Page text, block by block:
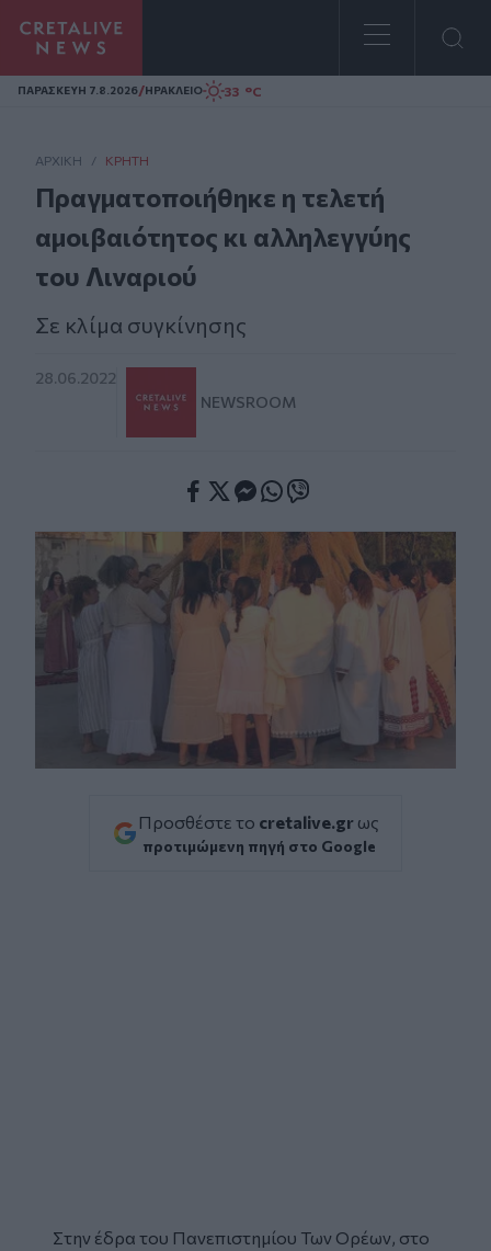
Homepage
ΠΑΡΑΣΚΕΥΗ 7.8.2026/ΗΡΑΚΛΕΙΟ 33 °C
ΑΡΧΙΚΗ / ΚΡΉΤΗ
Πραγματοποιήθηκε η τελετή
αμοιβαιότητος κι αλληλεγγύης
του Λιναριού
Σε κλίμα συγκίνησης
28.06.2022
NEWSROOM
Προσθέστε το cretalive.gr ως
προτιμώμενη πηγή στο Google
Στην έδρα του Πανεπιστημίου Των Ορέων, στο